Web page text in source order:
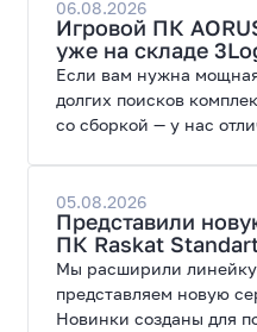
06.08.2026
Игровой ПК
уже на складе
Если вам нужна
долгих поисков
со сборкой — у нас
современных игр и
05.08.2026
Представили
ПК Raskat
Мы расширили
представляем новую
Новинки созданы для